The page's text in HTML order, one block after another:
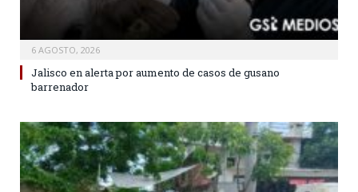
6 AGOSTO, 2026
Jalisco en alerta por aumento de casos de gusano
barrenador